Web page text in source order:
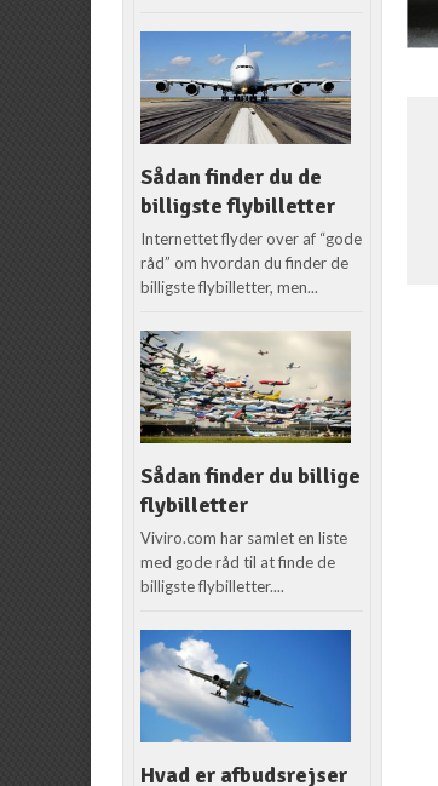
Sådan finder du de
billigste flybilletter
Internettet flyder over af “gode
råd” om hvordan du finder de
billigste flybilletter, men...
Sådan finder du billige
flybilletter
Viviro.com har samlet en liste
med gode råd til at finde de
billigste flybilletter....
Hvad er afbudsrejser